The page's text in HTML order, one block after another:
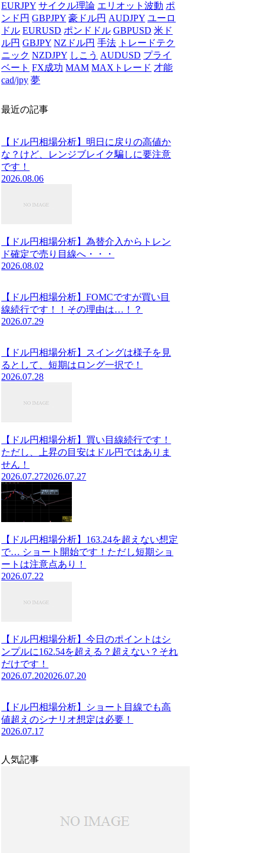
EURJPY サイクル理論 エリオット波動 ポ
ンド円 GBPJPY 豪ドル円 AUDJPY ユーロ
ドル EURUSD ポンドドル GBPUSD 米ド
ル円 GBJPY NZドル円 手法 トレードテク
ニック NZDJPY しこう AUDUSD プライ
ベート FX成功 MAM MAXトレード 才能
cad/jpy 夢
最近の記事
【ドル円相場分析】明日に戻りの高値か
な？けど、レンジブレイク騙しに要注意
です！
2026.08.06
【ドル円相場分析】為替介入からトレン
ド確定で売り目線へ・・・
2026.08.02
【ドル円相場分析】FOMCですが買い目
線続行です！！その理由は…！？
2026.07.29
【ドル円相場分析】スイングは様子を見
るとして、短期はロング一択で！
2026.07.28
【ドル円相場分析】買い目線続行です！
ただし、上昇の目安はドル円ではありま
せん！
2026.07.272026.07.27
【ドル円相場分析】163.24を超えない想定
で… ショート開始です！ただし短期ショ
ートは注意点あり！
2026.07.22
【ドル円相場分析】今日のポイントはシ
ンプルに162.54を超える？超えない？それ
だけです！
2026.07.202026.07.20
【ドル円相場分析】ショート目線でも高
値超えのシナリオ想定は必要！
2026.07.17
人気記事